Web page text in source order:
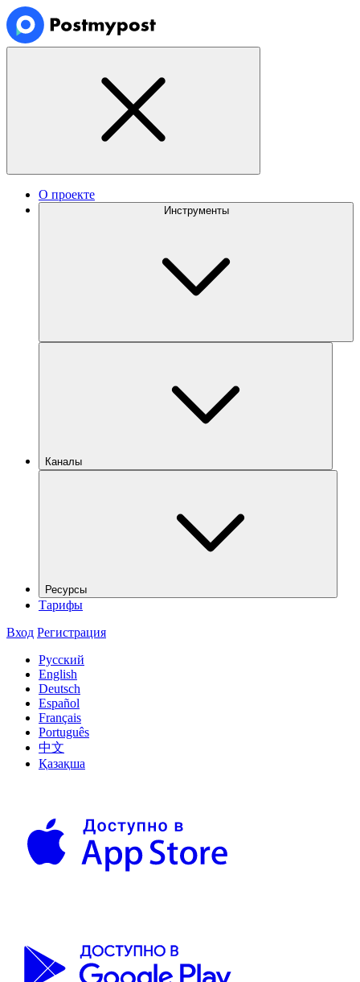
О проекте
Инструменты
Каналы
Ресурсы
Тарифы
Вход Регистрация
Русский
English
Deutsch
Español
Français
Português
中文
Қазақша